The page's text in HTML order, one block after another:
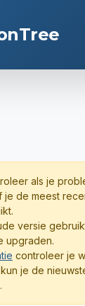
als je
je de meest
versie
upgraden.
controleer je
je de